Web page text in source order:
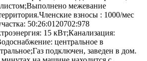
межевание
взносы : 1000/мес
50:26:0120702:978
15 кВт;Канализация:
центральное в
подключен, заведен в дом.